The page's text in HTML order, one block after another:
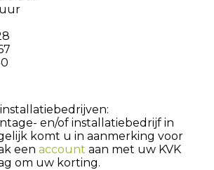
en/of installatiebedrijf in
komt u in aanmerking voor
een account aan met uw KVK
om uw korting.